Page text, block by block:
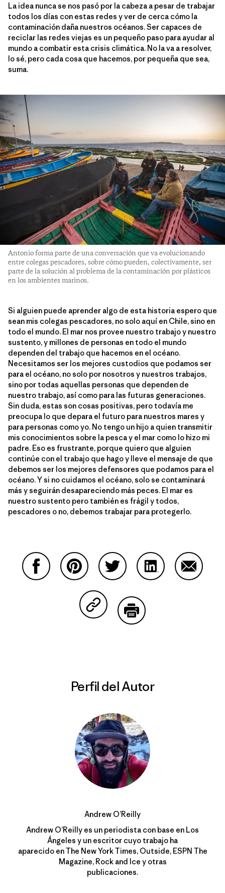
La idea nunca se nos pasó por la cabeza a pesar de trabajar
todos los días con estas redes y ver de cerca cómo la
contaminación daña nuestros océanos. Ser capaces de
reciclar las redes viejas es un pequeño paso para ayudar al
mundo a combatir esta crisis climática. No la va a resolver,
lo sé, pero cada cosa que hacemos, por pequeña que sea,
suma.
Antonio forma parte de una conversación que va evolucionando
entre colegas pescadores, sobre cómo pueden, colectivamente, ser
parte de la solución al problema de la contaminación por plásticos
en los ambientes marinos.
Si alguien puede aprender algo de esta historia espero que
sean mis colegas pescadores, no solo aquí en Chile, sino en
todo el mundo. El mar nos provee nuestro trabajo y nuestro
sustento, y millones de personas en todo el mundo
dependen del trabajo que hacemos en el océano.
Necesitamos ser los mejores custodios que podamos ser
para el océano, no solo por nosotros y nuestros trabajos,
sino por todas aquellas personas que dependen de
nuestro trabajo, así como para las futuras generaciones.
Sin duda, estas son cosas positivas, pero todavía me
preocupa lo que depara el futuro para nuestros mares y
para personas como yo. No tengo un hijo a quien transmitir
mis conocimientos sobre la pesca y el mar como lo hizo mi
padre. Eso es frustrante, porque quiero que alguien
continúe con el trabajo que hago y lleve el mensaje de que
debemos ser los mejores defensores que podamos para el
océano. Y si no cuidamos el océano, solo se contaminará
más y seguirán desapareciendo más peces. El mar es
nuestro sustento pero también es frágil y todos,
pescadores o no, debemos trabajar para protegerlo.
Compartir en Copy Link
Perfil del Autor
Andrew O’Reilly
Andrew O’Reilly es un periodista con base en Los
Ángeles y un escritor cuyo trabajo ha
aparecido en The New York Times, Outside, ESPN The
Magazine, Rock and Ice y otras
publicaciones.